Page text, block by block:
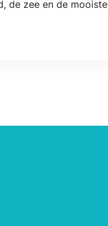
de zee en de mooiste